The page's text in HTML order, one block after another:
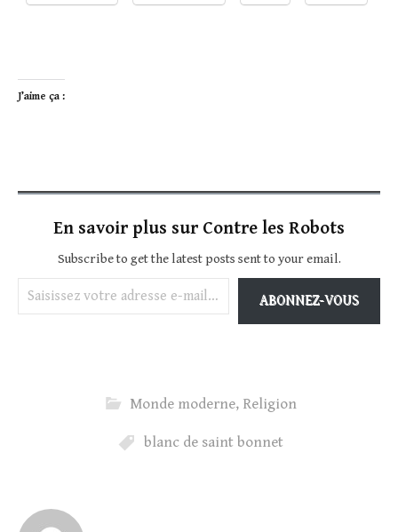
J’aime ça :
En savoir plus sur Contre les Robots
Subscribe to get the latest posts sent to your email.
Saisissez votre adresse e-mail…
ABONNEZ-VOUS
Monde moderne, Religion
blanc de saint bonnet